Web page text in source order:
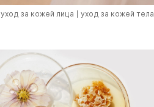
уход за кожей лица уход за кожей тела